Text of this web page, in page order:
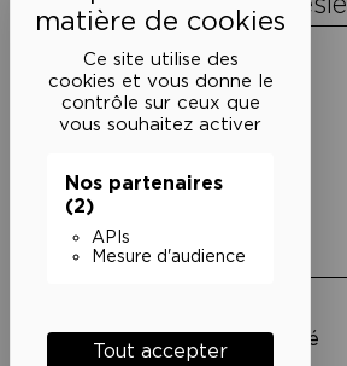
Ce site utilise des
cookies et vous donne le
contrôle sur ceux que
vous souhaitez activer
Nos partenaires
(2)
APIs
Mesure d'audience
Tout accepter
Découvrir
En photos
Historique
Nos partenaires
Liens utiles
Politique de confidentialité